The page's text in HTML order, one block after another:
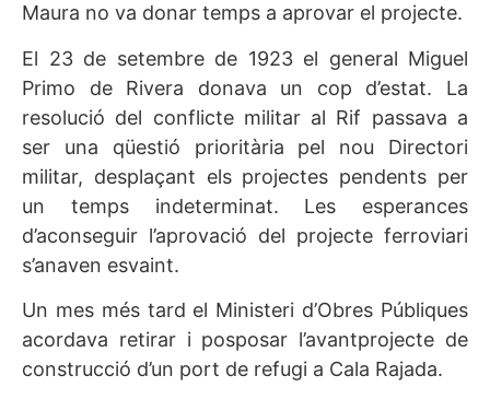
Maura no va donar temps a aprovar el projecte.
El 23 de setembre de 1923 el general Miguel
Primo de Rivera donava un cop d’estat. La
resolució del conflicte militar al Rif passava a
ser una qüestió prioritària pel nou Directori
militar, desplaçant els projectes pendents per
un temps indeterminat. Les esperances
d’aconseguir l’aprovació del projecte ferroviari
s’anaven esvaint.
Un mes més tard el Ministeri d’Obres Públiques
acordava retirar i posposar l’avantprojecte de
construcció d’un port de refugi a Cala Rajada.